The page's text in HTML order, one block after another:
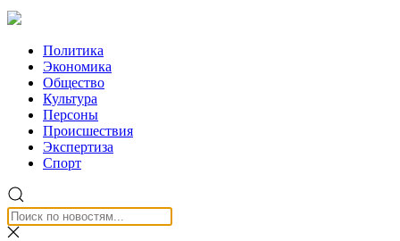
Политика
Экономика
Общество
Культура
Персоны
Происшествия
Экспертиза
Спорт